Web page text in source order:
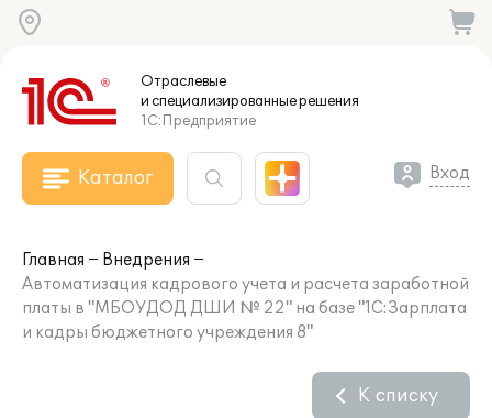
Отраслевые
и специализированныерешения
1С:Предприятие
Каталог Вход
Главная
Внедрения
Автоматизация кадрового учета и расчета заработной
платы в "МБОУДОД ДШИ № 22" на базе "1С:Зарплата
и кадры бюджетного учреждения 8"
К списку